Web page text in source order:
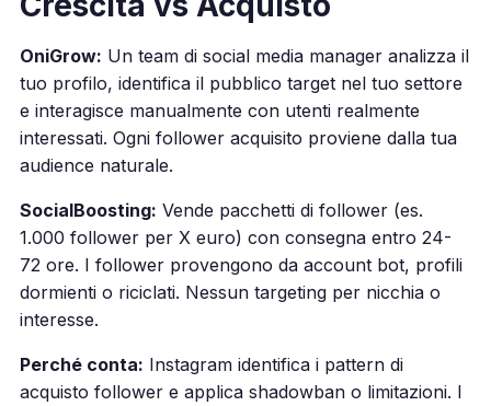
OniGrow: Un team di social media manager analizza il
tuo profilo, identifica il pubblico target nel tuo settore
e interagisce manualmente con utenti realmente
interessati. Ogni follower acquisito proviene dalla tua
audience naturale.
SocialBoosting: Vende pacchetti di follower (es.
1.000 follower per X euro) con consegna entro 24-
72 ore. I follower provengono da account bot, profili
dormienti o riciclati. Nessun targeting per nicchia o
interesse.
Perché conta: Instagram identifica i pattern di
acquisto follower e applica shadowban o limitazioni. I